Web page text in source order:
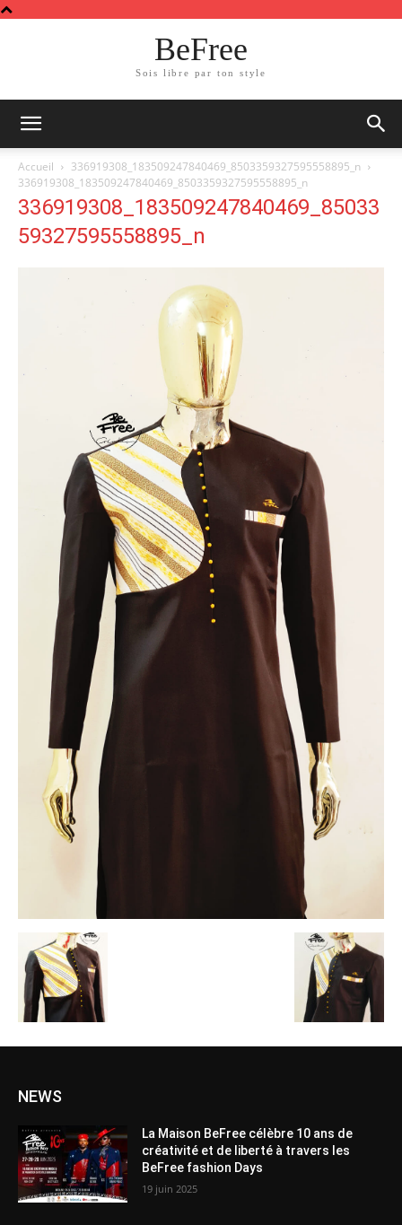
BeFree
Sois libre par ton style
Accueil
336919308_183509247840469_8503359327595558895_n
336919308_183509247840469_8503359327595558895_n
336919308_183509247840469_85033
59327595558895_n
NEWS
La Maison BeFree célèbre 10 ans de
créativité et de liberté à travers les
BeFree fashion Days
19 juin 2025